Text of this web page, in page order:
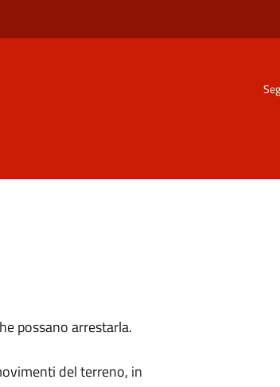
possano arrestarla.
del terreno, in